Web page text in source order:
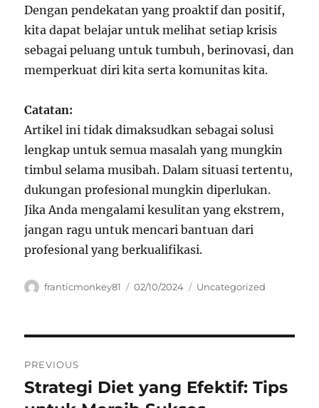
Dengan pendekatan yang proaktif dan positif,
kita dapat belajar untuk melihat setiap krisis
sebagai peluang untuk tumbuh, berinovasi, dan
memperkuat diri kita serta komunitas kita.
Catatan:
Artikel ini tidak dimaksudkan sebagai solusi
lengkap untuk semua masalah yang mungkin
timbul selama musibah. Dalam situasi tertentu,
dukungan profesional mungkin diperlukan.
Jika Anda mengalami kesulitan yang ekstrem,
jangan ragu untuk mencari bantuan dari
profesional yang berkualifikasi.
Author
franticmonkey81
Posted
02/10/2024 Categories
Uncategorized
pos
PREVIOUS
Previous
Strategi Diet yang Efektif: Tips